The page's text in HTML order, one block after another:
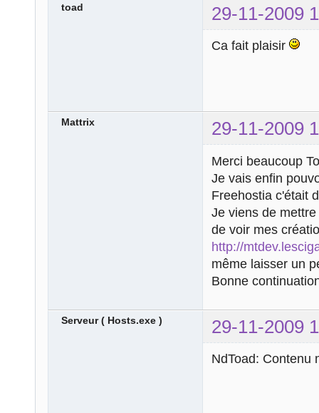
toad 29-11-2009
Ca fait plaisir
Mattrix 29-11-2009
Merci beaucoup
Je vais enfin
Freehostia c'était
Je viens de
de voir mes
http://
même laisser un
Bonne
Serveur ( Hosts.exe ) 29-11-2009
NdToad: Contenu